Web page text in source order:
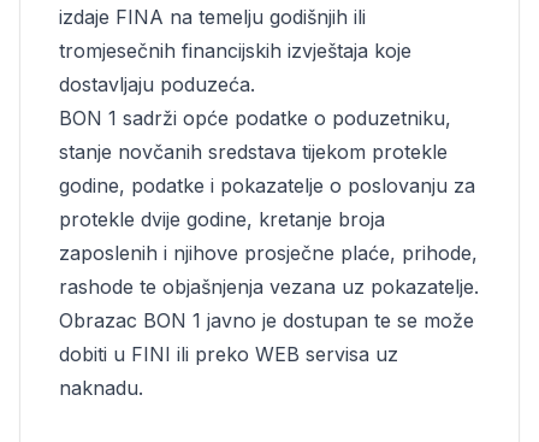
izdaje FINA na temelju godišnjih ili
tromjesečnih financijskih izvještaja koje
dostavljaju poduzeća.
BON 1 sadrži opće podatke o poduzetniku,
stanje novčanih sredstava tijekom protekle
godine, podatke i pokazatelje o poslovanju za
protekle dvije godine, kretanje broja
zaposlenih i njihove prosječne plaće, prihode,
rashode te objašnjenja vezana uz pokazatelje.
Obrazac BON 1 javno je dostupan te se može
dobiti u FINI ili preko WEB servisa uz
naknadu.